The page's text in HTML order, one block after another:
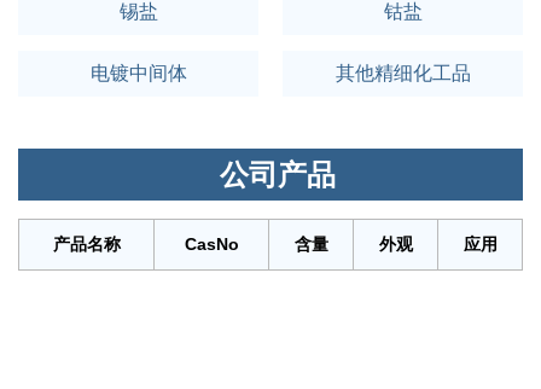
锡盐 钴盐
电镀中间体 其他精细化工品
公司产品
产品名称 CasNo 含量 外观 应用